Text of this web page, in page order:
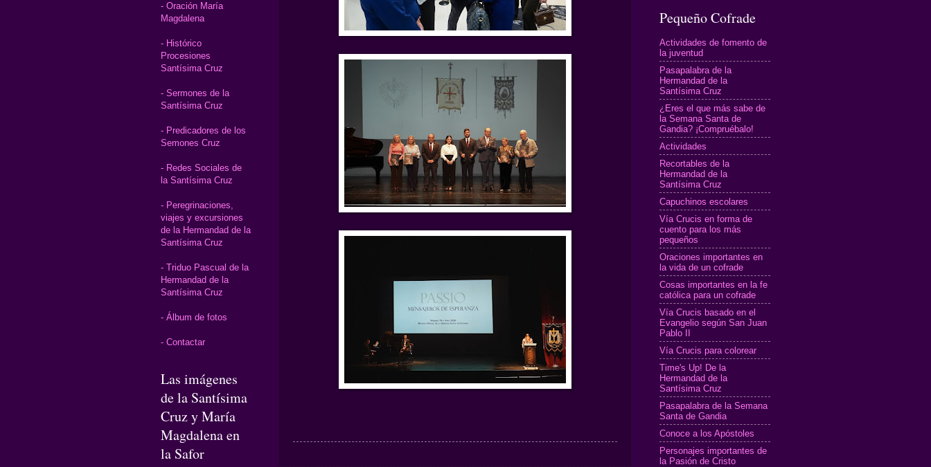
- Oración María
Magdalena
- Histórico
Procesiones
Santísima Cruz
- Sermones de la
Santísima Cruz
- Predicadores de los
Semones Cruz
- Redes Sociales de
la Santísima Cruz
- Peregrinaciones,
viajes y excursiones
de la Hermandad de la
Santísima Cruz
- Triduo Pascual de la
Hermandad de la
Santísima Cruz
- Álbum de fotos
- Contactar
Las imágenes
de la Santísima
Cruz y María
Magdalena en
la Safor
Pequeño Cofrade
Actividades de fomento de
la juventud
Pasapalabra de la
Hermandad de la
Santísima Cruz
¿Eres el que más sabe de
la Semana Santa de
Gandia? ¡Compruébalo!
Actividades
Recortables de la
Hermandad de la
Santísima Cruz
Capuchinos escolares
Vía Crucis en forma de
cuento para los más
pequeños
Oraciones importantes en
la vida de un cofrade
Cosas importantes en la fe
católica para un cofrade
Vía Crucis basado en el
Evangelio según San Juan
Pablo II
Vía Crucis para colorear
Time's Up! De la
Hermandad de la
Santísima Cruz
Pasapalabra de la Semana
Santa de Gandia
Conoce a los Apóstoles
Personajes importantes de
la Pasión de Cristo